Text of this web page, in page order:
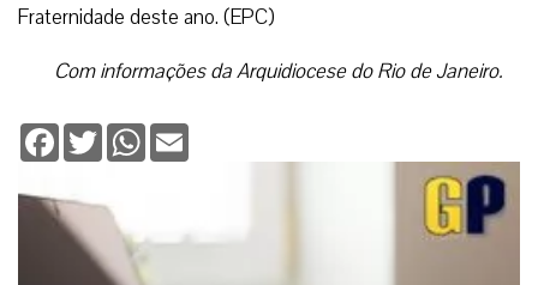
Fraternidade deste ano. (EPC)
Com informações da Arquidiocese do Rio de Janeiro.
Facebook
TwitterWhatsApp